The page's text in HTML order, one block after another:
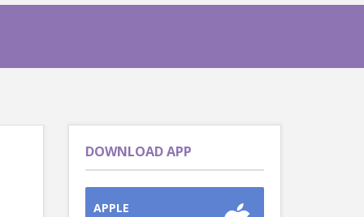
DOWNLOAD APP
APPLE